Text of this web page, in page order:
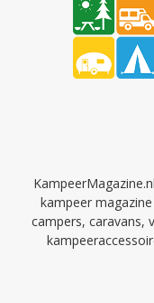
kampeer
campers, caravans,